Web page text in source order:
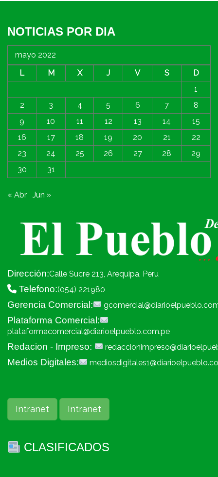
NOTICIAS POR DIA
mayo 2022
L
M X J V S
D
1
2
3 4 5 6 7
8
9
10 11 12 13 14
15
16
17 18 19 20 21
22
23
24 25 26 27 28
29
30
31
« Abr Jun »
Dirección:Calle Sucre 213, Arequipa, Peru
Telefono:(054) 221980
Gerencia Comercial:
Plataforma Comercial:
plataformacomercial@diarioelpueblo.com.pe
Redacion - Impreso:
Medios Digitales:
Intranet Intranet
CLASIFICADOS